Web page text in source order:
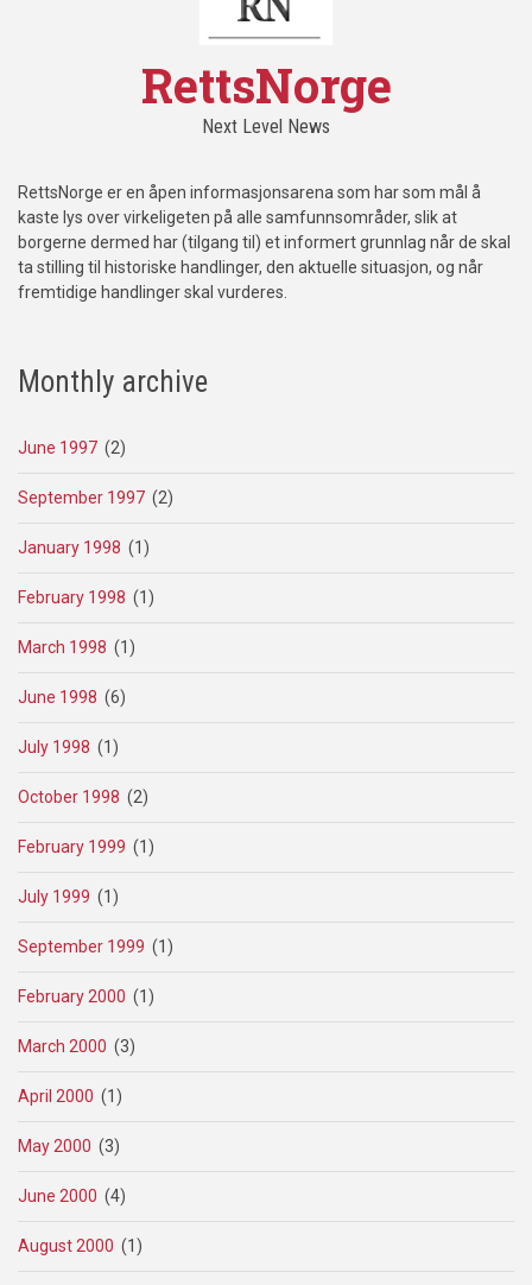
RettsNorge
Next Level News
RettsNorge er en åpen informasjonsarena som har som mål å
kaste lys over virkeligeten på alle samfunnsområder, slik at
borgerne dermed har (tilgang til) et informert grunnlag når de skal
ta stilling til historiske handlinger, den aktuelle situasjon, og når
fremtidige handlinger skal vurderes.
Monthly archive
June 1997 (2)
September 1997 (2)
January 1998 (1)
February 1998 (1)
March 1998 (1)
June 1998 (6)
July 1998 (1)
October 1998 (2)
February 1999 (1)
July 1999 (1)
September 1999 (1)
February 2000 (1)
March 2000 (3)
April 2000 (1)
May 2000 (3)
June 2000 (4)
August 2000 (1)